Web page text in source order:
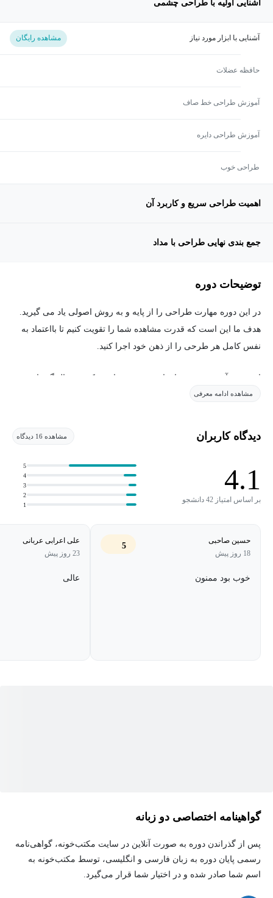
آشنایی اولیه با طراحی چشمی
آشنایی با ابزار مورد نیاز مشاهده رایگان
حافظه عضلات
آموزش طراحی خط صاف
آموزش طراحی دایره
طراحی خوب
اهمیت طراحی سریع و کاربرد آن
جمع بندی نهایی طراحی با مداد
توضیحات دوره
در این دوره مهارت طراحی را از پایه و به روش اصولی یاد می گیرید.
هدف ما این است که قدرت مشاهده شما را تقویت کنیم تا بااعتماد به
نفس کامل هر طرحی را از ذهن خود اجرا کنید.
این دوره آموزشی ویژه افرادی تهیه شده است که به دنبال گذر از
روش های تکراری مانند کپی برداری و شطرنجی کردن هستند.
مشاهده ادامه معرفی
دیدگاه کاربران مشاهده 16 دیدگاه
4.1
بر اساس امتیاز 42 دانشجو
1
2
3
4
5
حسین صاحبی
18 روز پیش
5
خوب بود ممنون
علی اعرابی عربانی
23 روز پیش
عالی
گواهینامه اختصاصی دو زبانه
پس از گذراندن دوره به صورت آنلاین در سایت مکتب‌خونه، گواهی‌نامه
رسمی پایان دوره به زبان فارسی و انگلیسی، توسط مکتب‌خونه به
اسم شما صادر شده و در اختیار شما قرار می‌گیرد.